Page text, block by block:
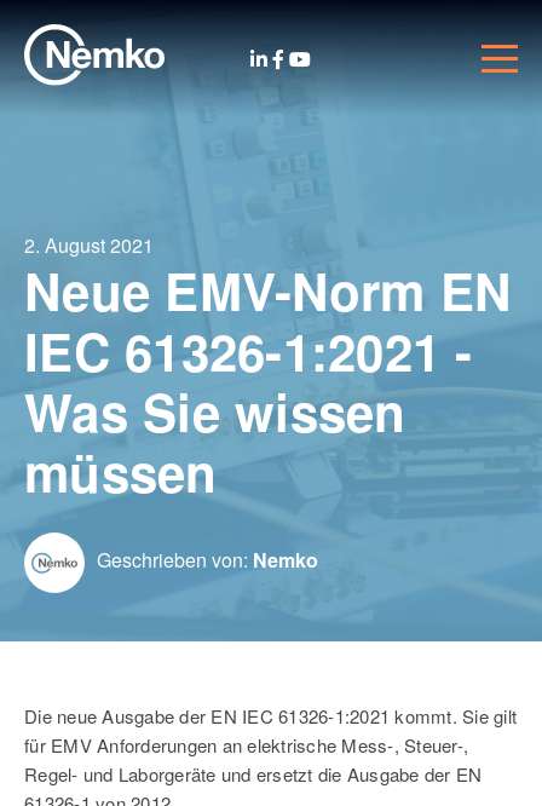
2. August 2021
Neue EMV-Norm EN
IEC 61326-1:2021 -
Was Sie wissen
müssen
Geschrieben von: Nemko
Die neue Ausgabe der EN IEC 61326-1:2021 kommt. Sie gilt
für EMV Anforderungen an elektrische Mess-, Steuer-,
Regel- und Laborgeräte und ersetzt die Ausgabe der EN